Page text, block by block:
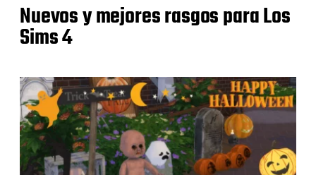
Nuevos y mejores rasgos para Los
Sims 4